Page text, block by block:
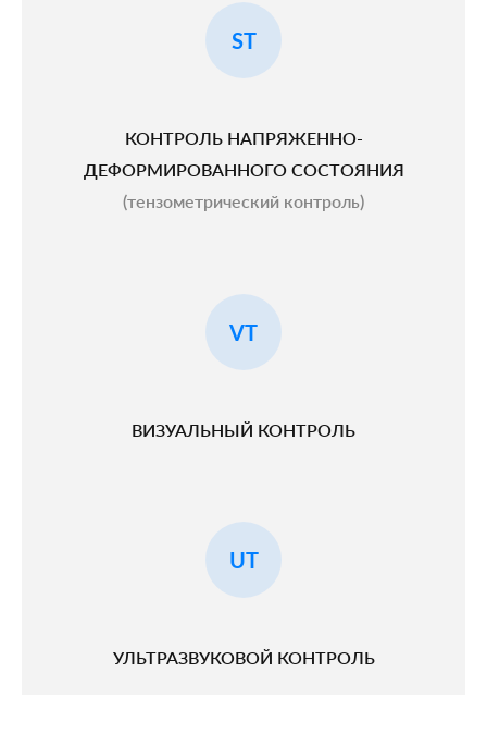
ST
КОНТРОЛЬ НАПРЯЖЕННО-
ДЕФОРМИРОВАННОГО СОСТОЯНИЯ
(тензометрический контроль)
VT
ВИЗУАЛЬНЫЙ КОНТРОЛЬ
UT
УЛЬТРАЗВУКОВОЙ КОНТРОЛЬ